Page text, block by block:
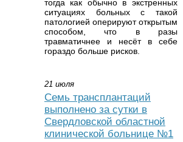
тогда как обычно в экстренных
ситуациях больных с такой
патологией оперируют открытым
способом, что в разы
травматичнее и несёт в себе
гораздо больше рисков.
21 июля
Семь трансплантаций
выполнено за сутки в
Свердловской областной
клинической больнице №1